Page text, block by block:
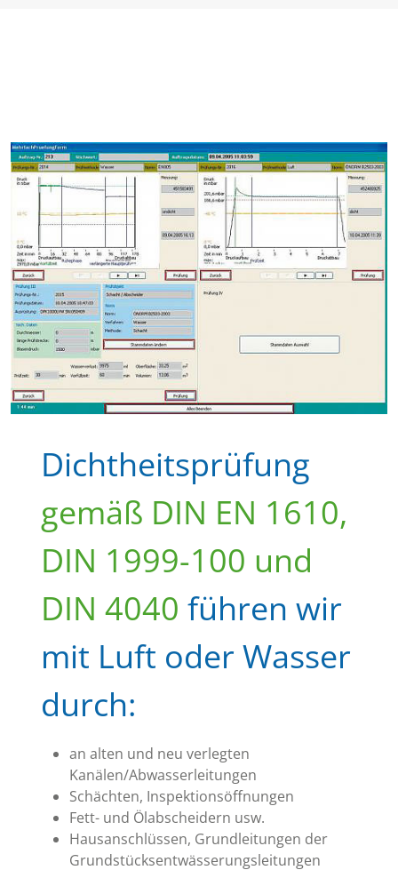
Dichtheitsprüfung
gemäß DIN EN 1610,
DIN 1999-100 und
DIN 4040 führen wir
mit Luft oder Wasser
durch:
an alten und neu verlegten
Kanälen/Abwasserleitungen
Schächten, Inspektionsöffnungen
Fett- und Ölabscheidern usw.
Hausanschlüssen, Grundleitungen der
Grundstücksentwässerungsleitungen